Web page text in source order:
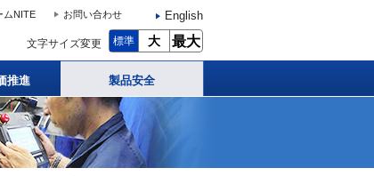
ムNITE お問い合わせ English
文字サイズ変更 標準 大 最大
推進 製品安全